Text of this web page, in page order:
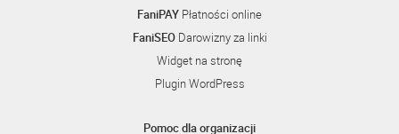
FaniPAY Płatności online
FaniSEODarowizny za linki
Widget na stronę
Plugin WordPress
Pomoc dla organizacji